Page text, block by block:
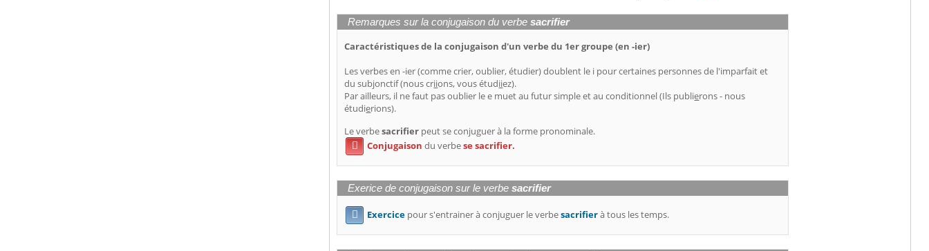
Remarques sur la conjugaison du verbesacrifier
Caractéristiques de la conjugaison d'un verbe du 1er groupe (en -ier)
Les verbes en -ier (comme crier, oublier, étudier) doublent le i pour certaines personnes de l'imparfait et
du subjonctif (nous criions, vous étudiiez).
Par ailleurs, il ne faut pas oublier le e muet au futur simple et au conditionnel (Ils publierons - nous
étudierions).
Le verbesacrifier peut se conjuguer à la forme pronominale.
 Conjugaison du verbese sacrifier.
Exerice de conjugaison sur le verbesacrifier
 Exercice pour s'entrainer à conjuguer le verbesacrifierà tous les temps.